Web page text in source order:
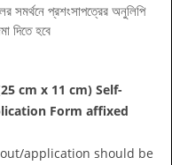
সমর্থনে প্রশংসাপত্রের অনুলিপি
দিতে হবে
cm x 11 cm) Self-
Form affixed
application should be